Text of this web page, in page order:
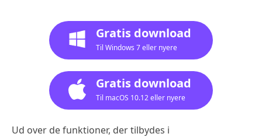
Gratis download
Til Windows 7 eller nyere
Gratis download
Til macOS 10.12 eller nyere
Ud over de funktioner, der tilbydes i